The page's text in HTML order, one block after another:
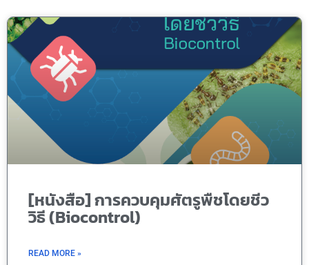
[หนังสือ] การควบคุมศัตรูพืชโดยชีว
วิธี (Biocontrol)
READ MORE »